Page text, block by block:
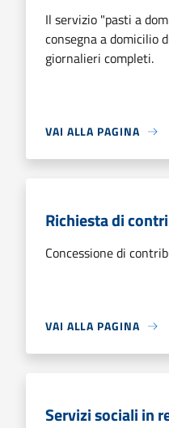
Il servizio "pasti a
consegna a domicilio
giornalieri completi.
VAI ALLA PAGINA
Richiesta di
Concessione di
VAI ALLA PAGINA
Servizi sociali in